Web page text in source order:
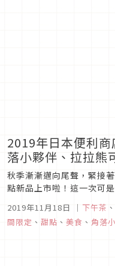
2019年日本便利
落小夥伴、拉拉熊
秋季漸漸邁向尾聲，緊接
點新品上市啦！這一次可
寶、拉拉熊和角落生物，
捨不得入口，此外還要推
的冬天裡補充能量，快來
2019年11月18日 ｜ 下午茶 、
間限定 、 甜點 、 美食 、 角落